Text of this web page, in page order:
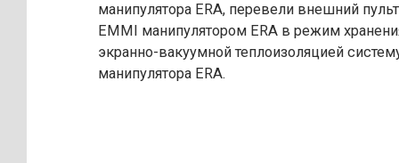
манипулятора ERA, перевели внешний
EMMI манипулятором ERA в режим
экранно-вакуумной теплоизоляцией
манипулятора ERA.